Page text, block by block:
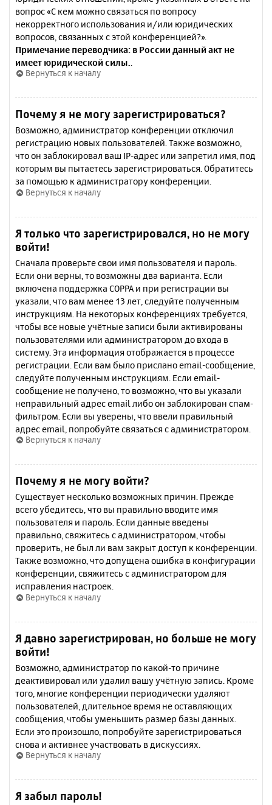
вопрос «С кем можно связаться по вопросу
некорректного использования и/или юридических
вопросов, связанных с этой конференцией?».
Примечание переводчика: в России данный акт не
имеет юридической силы.
Вернуться к началу
Почему я не могу зарегистрироваться?
Возможно, администратор конференции отключил
регистрацию новых пользователей. Также возможно,
что он заблокировал ваш IP-адрес или запретил имя, под
которым вы пытаетесь зарегистрироваться. Обратитесь
за помощью к администратору конференции.
Вернуться к началу
Я только что зарегистрировался, но не могу
войти!
Сначала проверьте свои имя пользователя и пароль.
Если они верны, то возможны два варианта. Если
включена поддержка COPPA и при регистрации вы
указали, что вам менее 13 лет, следуйте полученным
инструкциям. На некоторых конференциях требуется,
чтобы все новые учётные записи были активированы
пользователями или администратором до входа в
систему. Эта информация отображается в процессе
регистрации. Если вам было прислано email-сообщение,
следуйте полученным инструкциям. Если email-
сообщение не получено, то возможно, что вы указали
неправильный адрес email либо он заблокирован спам-
фильтром. Если вы уверены, что ввели правильный
адрес email, попробуйте связаться с администратором.
Вернуться к началу
Почему я не могу войти?
Существует несколько возможных причин. Прежде
всего убедитесь, что вы правильно вводите имя
пользователя и пароль. Если данные введены
правильно, свяжитесь с администратором, чтобы
проверить, не был ли вам закрыт доступ к конференции.
Также возможно, что допущена ошибка в конфигурации
конференции, свяжитесь с администратором для
исправления настроек.
Вернуться к началу
Я давно зарегистрирован, но больше не могу
войти!
Возможно, администратор по какой-то причине
деактивировал или удалил вашу учётную запись. Кроме
того, многие конференции периодически удаляют
пользователей, длительное время не оставляющих
сообщения, чтобы уменьшить размер базы данных.
Если это произошло, попробуйте зарегистрироваться
снова и активнее участвовать в дискуссиях.
Вернуться к началу
Я забыл пароль!